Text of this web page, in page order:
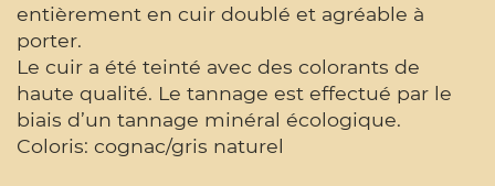
entièrement en cuir doublé et agréable à
porter.
Le cuir a été teinté avec des colorants de
haute qualité. Le tannage est effectué par le
biais d’un tannage minéral écologique.
Coloris: cognac/gris naturel